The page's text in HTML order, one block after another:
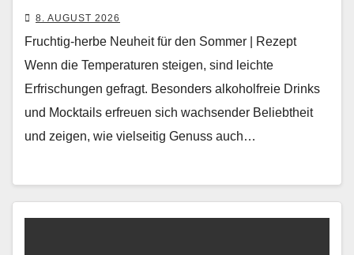
8. AUGUST 2026
Fruchtig-herbe Neuheit für den Sommer | Rezept
Wenn die Tem­per­a­turen steigen, sind leichte
Erfrischun­gen gefragt. Beson­ders alko­hol­freie Drinks
und Mock­tails erfreuen sich wach­sender Beliebtheit
und zeigen, wie viel­seit­ig Genuss auch…